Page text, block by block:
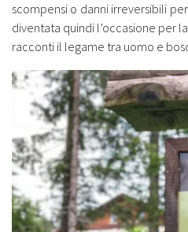
scompensi o danni irreversibili
diventata quindi l’occasione per
racconti il legame tra uomo e